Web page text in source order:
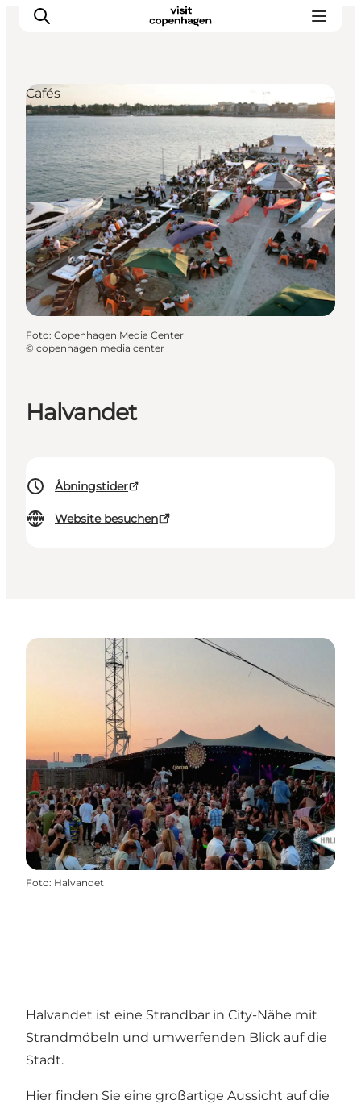
Aktivitäten
Essen und Trinken
Planen
Halvandet
Åbningstider
Website besuchen
Cafés
Foto: Copenhagen Media Center
© copenhagen media center
Foto: Halvandet
Halvandet ist eine Strandbar in City-Nähe mit
Strandmöbeln und umwerfenden Blick auf die
Stadt.
Hier finden Sie eine großartige Aussicht auf die